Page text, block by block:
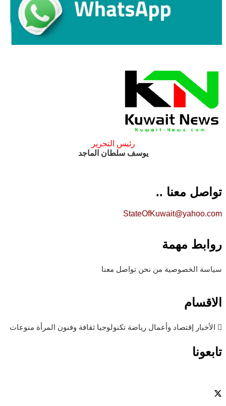
رئيس التحرير
يوسف سلطان الماجد
تواصل معنا ..
StateOfKuwait@yahoo.com
روابط مهمة
سياسة الخصوصية من نحن تواصل معنا
الاقسام
الأخبار إقتصاد وأعمال رياضة تكنولوجيا ثقافة وفنون المرأة منوعات
تابعونا